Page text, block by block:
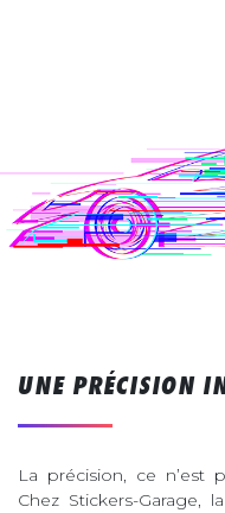
UNE PRÉCISION
La précision, ce n’est
Chez Stickers-